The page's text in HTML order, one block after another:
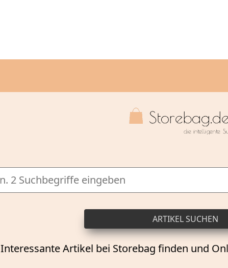
Interessante Artikel bei Storebag finden und